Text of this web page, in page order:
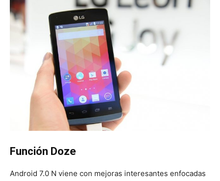
Función Doze
Android 7.0 N viene con mejoras interesantes enfocadas